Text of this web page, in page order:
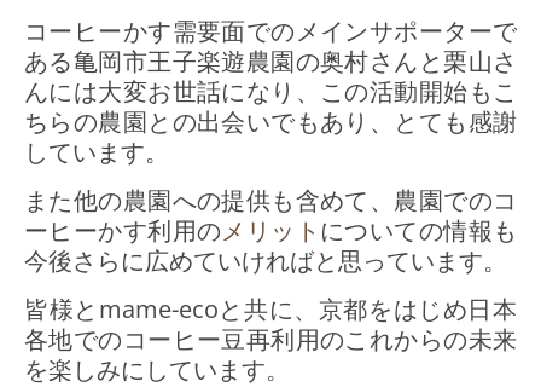
コーヒーかす需要面でのメインサポーターで
ある亀岡市王子楽遊農園の奥村さんと栗山さ
んには大変お世話になり、この活動開始もこ
ちらの農園との出会いでもあり、とても感謝
しています。
また他の農園への提供も含めて、農園でのコ
ーヒーかす利用のメリット についての情報も
今後さらに広めていければと思っています。
皆様とmame-ecoと共に、京都をはじめ日本
各地でのコーヒー豆再利用のこれからの未来
を楽しみにしています。